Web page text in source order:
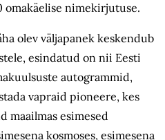
omakäelise nimekirjutuse.
olev väljapanek keskendub
esindatud on nii Eesti
autogrammid,
vapraid pioneere, kes
maailmas esimesed
kosmoses, esimesena